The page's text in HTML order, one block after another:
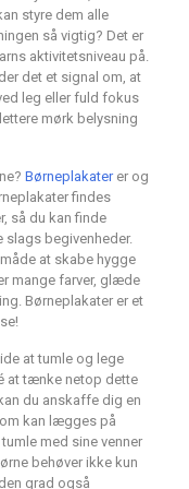
styre dem alle
så vigtig? Det er
aktivitetsniveau på.
det et signal om, at
leg eller fuld fokus
mørk belysning
Børneplakaterer og
findes
så du kan finde
slags begivenheder.
at skabe hygge
mange farver, glæde
Børneplakater er et
at tumle og lege
at tænke netop dette
du anskaffe dig en
kan lægges på
med sine venner
behøver ikke kun
grad også